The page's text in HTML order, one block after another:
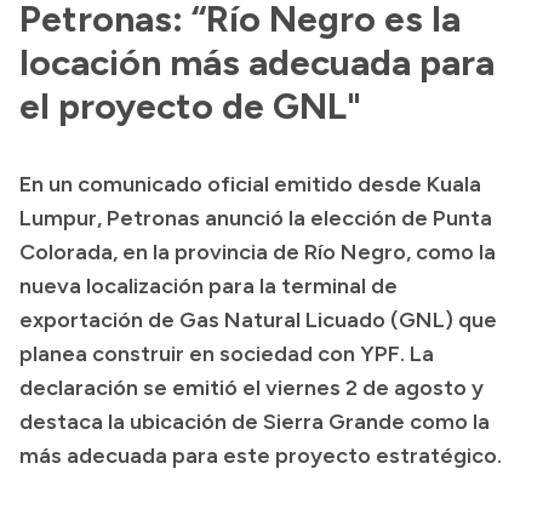
Archivo de noticias
Transparencia
Boletín Oficial
Compras y licitaciones
Consulta de expedientes
Consulta de pago a proveedores
Convocatorias
Intranet
Petronas: “Río Negro es la
locación más adecuada para
el proyecto de GNL"
En un comunicado oficial emitido desde Kuala
Lumpur, Petronas anunció la elección de Punta
Colorada, en la provincia de Río Negro, como la
nueva localización para la terminal de
exportación de Gas Natural Licuado (GNL) que
planea construir en sociedad con YPF. La
declaración se emitió el viernes 2 de agosto y
destaca la ubicación de Sierra Grande como la
más adecuada para este proyecto estratégico.